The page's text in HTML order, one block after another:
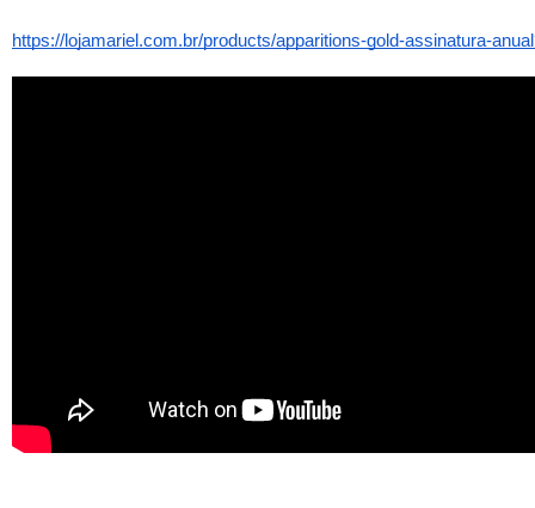
https://lojamariel.com.br/products/apparitions-gold-assinatura-